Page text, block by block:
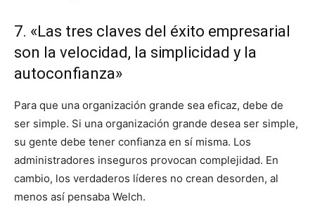
7. «Las tres claves del éxito empresarial
son la velocidad, la simplicidad y la
autoconfianza»
Para que una organización grande sea eficaz, debe de
ser simple. Si una organización grande desea ser simple,
su gente debe tener confianza en sí misma. Los
administradores inseguros provocan complejidad. En
cambio, los verdaderos líderes no crean desorden, al
menos así pensaba Welch.